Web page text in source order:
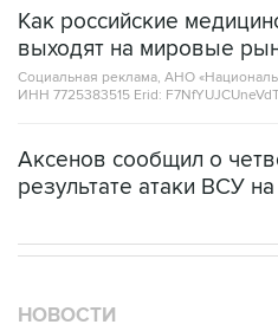
Как российские
выходят на мировые
Социальная реклама, АНО
ИНН 7725383515 Erid:
Аксенов сообщил о
результате атаки ВСУ
НОВОСТИ